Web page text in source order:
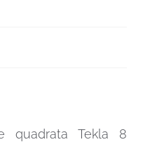
quadrata Tekla 8